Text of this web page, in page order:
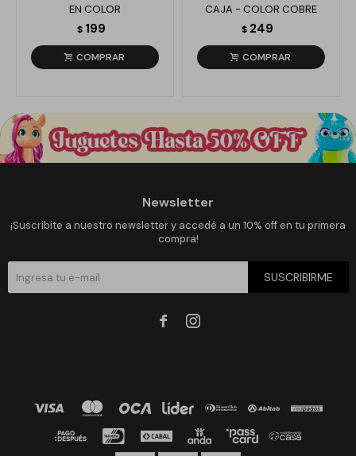
EN COLOR
$ 199
CAJA - COLOR COBRE
$ 249
Newsletter
¡Suscribite a nuestro newsletter y accedé a un 10% off en tu primera
compra!
SUSCRIBIRME
 